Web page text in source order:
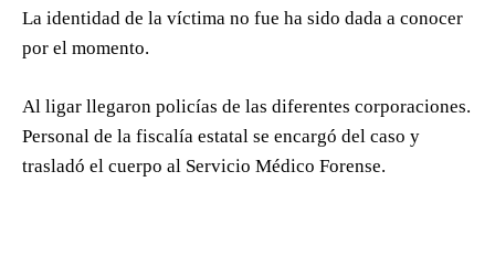
La identidad de la víctima no fue ha sido dada a conocer
por el momento.
Al ligar llegaron policías de las diferentes corporaciones.
Personal de la fiscalía estatal se encargó del caso y
trasladó el cuerpo al Servicio Médico Forense.